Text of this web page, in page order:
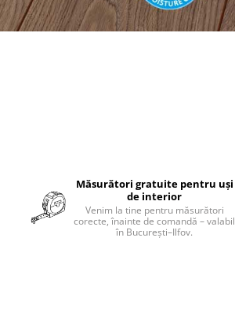
Măsurători gratuite pentru uși
de interior
Venim la tine pentru măsurători
corecte, înainte de comandă – valabil
în București–Ilfov.